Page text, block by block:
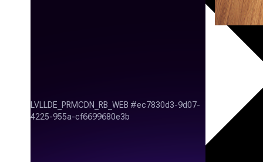
картины
ФотоПостеры
ФотоПодушки